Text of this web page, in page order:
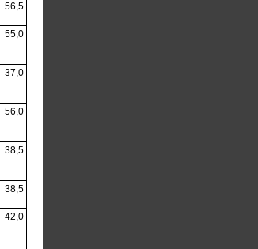
56,5
55,0
37,0
56,0
38,5
38,5
42,0